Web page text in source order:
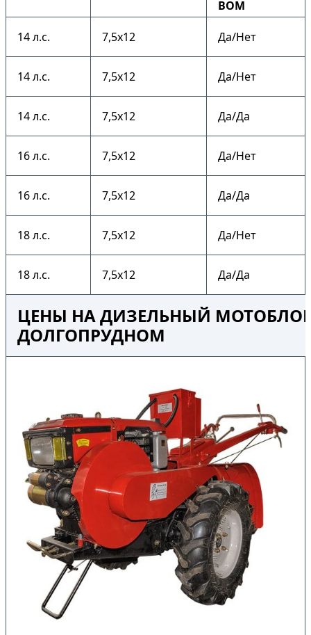
ВОМ
14 л.с. 7,5х12 Да/Нет
14 л.с. 7,5х12 Да/Нет
14 л.с. 7,5х12 Да/Да
16 л.с. 7,5х12 Да/Нет
16 л.с. 7,5х12 Да/Да
18 л.с. 7,5х12 Да/Нет
18 л.с. 7,5х12 Да/Да
ЦЕНЫ НА ДИЗЕЛЬНЫЙ МОТОБЛОК
ДОЛГОПРУДНОМ